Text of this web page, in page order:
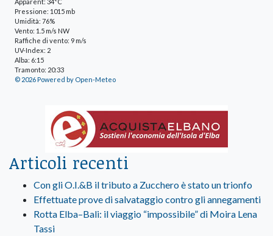
Pressione: 1015 mb
Umidità: 76%
Vento: 1.5 m/s NW
Raffiche di vento: 9 m/s
UV-Index: 2
Alba: 6:15
Tramonto: 20:33
© 2026 Powered by Open-Meteo
Articoli recenti
Con gli O.I.&B il tributo a Zucchero è stato un trionfo
Effettuate prove di salvataggio contro gli annegamenti
Rotta Elba–Bali: il viaggio “impossibile” di Moira Lena
Tassi